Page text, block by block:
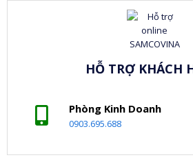
HỖ TRỢ KHÁCH
Phòng Kinh Doanh
0903.695.688